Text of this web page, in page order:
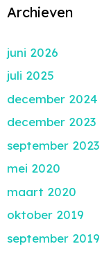
Archieven
juni 2026
juli 2025
december 2024
december 2023
september 2023
mei 2020
maart 2020
oktober 2019
september 2019